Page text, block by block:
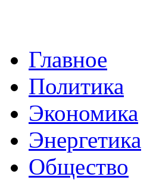
Главное
Политика
Экономика
Энергетика
Общество